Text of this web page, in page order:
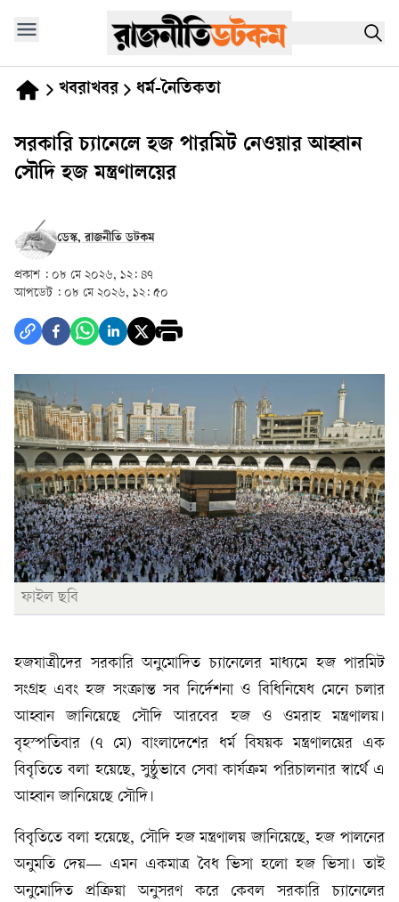
খবরাখবর ধর্ম-নৈতিকতা
সরকারি চ্যানেলে হজ পারমিট নেওয়ার আহ্বান
সৌদি হজ মন্ত্রণালয়ের
ডেস্ক, রাজনীতি ডটকম
প্রকাশ : ০৮ মে ২০২৬, ১২: ৪৭
আপডেট : ০৮ মে ২০২৬, ১২: ৫০
ফাইল ছবি
হজযাত্রীদের সরকারি অনুমোদিত চ্যানেলের মাধ্যমে হজ পারমিট
সংগ্রহ এবং হজ সংক্রান্ত সব নির্দেশনা ও বিধিনিষেধ মেনে চলার
আহ্বান জানিয়েছে সৌদি আরবের হজ ও ওমরাহ মন্ত্রণালয়।
বৃহস্পতিবার (৭ মে) বাংলাদেশের ধর্ম বিষয়ক মন্ত্রণালয়ের এক
বিবৃতিতে বলা হয়েছে, সুষ্ঠুভাবে সেবা কার্যক্রম পরিচালনার স্বার্থে এ
আহ্বান জানিয়েছে সৌদি।
বিবৃতিতে বলা হয়েছে, সৌদি হজ মন্ত্রণালয় জানিয়েছে, হজ পালনের
অনুমতি দেয়— এমন একমাত্র বৈধ ভিসা হলো হজ ভিসা। তাই
অনুমোদিত প্রক্রিয়া অনুসরণ করে কেবল সরকারি চ্যানেলের